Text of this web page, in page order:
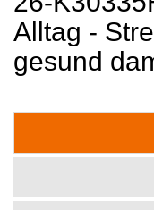
Alltag -
gesund